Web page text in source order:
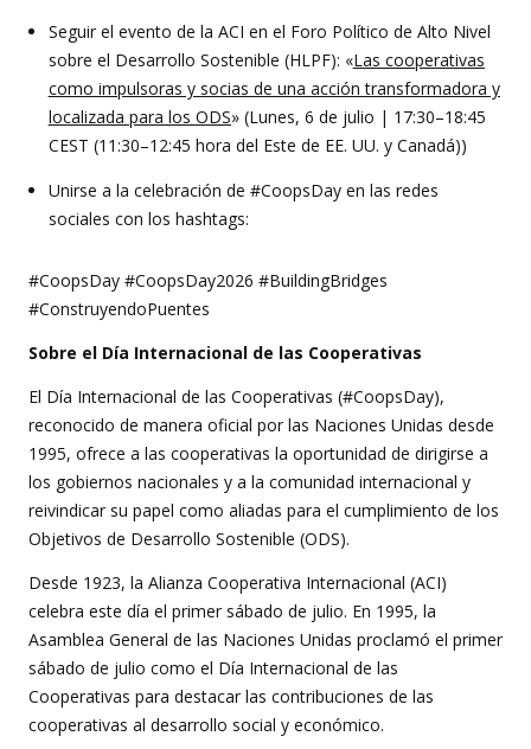
Seguir el evento de la ACI en el Foro Político de Alto Nivel
sobre el Desarrollo Sostenible (HLPF): «Las cooperativas
como impulsoras y socias de una acción transformadora y
localizada para los ODS» (Lunes, 6 de julio | 17:30–18:45
CEST (11:30–12:45 hora del Este de EE. UU. y Canadá))
Unirse a la celebración de #CoopsDay en las redes
sociales con los hashtags:
#CoopsDay #CoopsDay2026 #BuildingBridges
#ConstruyendoPuentes
Sobre el Día Internacional de las Cooperativas
El Día Internacional de las Cooperativas (#CoopsDay),
reconocido de manera oficial por las Naciones Unidas desde
1995, ofrece a las cooperativas la oportunidad de dirigirse a
los gobiernos nacionales y a la comunidad internacional y
reivindicar su papel como aliadas para el cumplimiento de los
Objetivos de Desarrollo Sostenible (ODS).
Desde 1923, la Alianza Cooperativa Internacional (ACI)
celebra este día el primer sábado de julio. En 1995, la
Asamblea General de las Naciones Unidas proclamó el primer
sábado de julio como el Día Internacional de las
Cooperativas para destacar las contribuciones de las
cooperativas al desarrollo social y económico.